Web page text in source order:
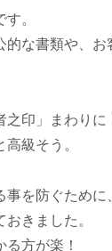
。
的な書類や、
之印」まわりに
級そう。
事を防ぐため
きました。
方が楽！